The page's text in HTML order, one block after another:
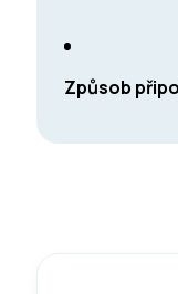
Způsob